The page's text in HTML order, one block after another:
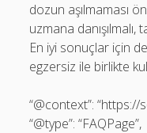
dozun aşılmaması
uzmana
En iyi sonuçlar için
egzersiz ile birlikte
“@context”: “https://
“@type”: “FAQPage”,